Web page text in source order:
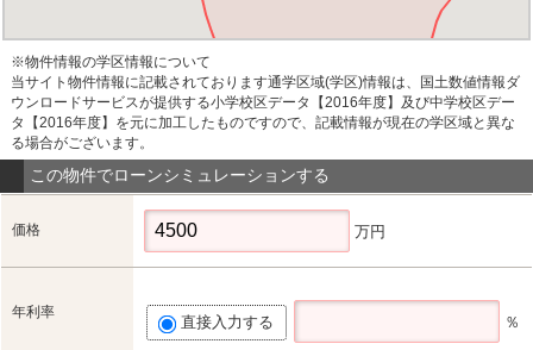
※物件情報の学区情報について
当サイト物件情報に記載されております通学区域(学区)情報は、国土数値情報ダ
ウンロードサービスが提供する小学校区データ【2016年度】及び中学校区デー
タ【2016年度】を元に加工したものですので、記載情報が現在の学区域と異な
る場合がございます。
この物件でローンシミュレーションする
価格 万円
年利率
直接入力する ％